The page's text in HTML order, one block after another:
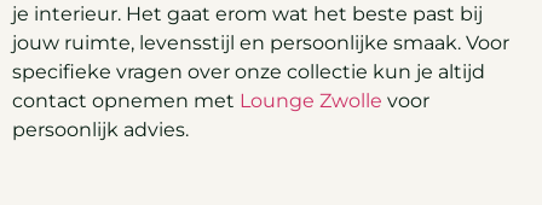
je interieur. Het gaat erom wat het beste past bij
jouw ruimte, levensstijl en persoonlijke smaak. Voor
specifieke vragen over onze collectie kun je altijd
contact opnemen met Lounge Zwolle voor
persoonlijk advies.